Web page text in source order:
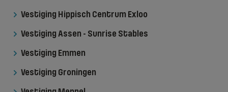
Vestiging Hippisch Centrum Exloo
Vestiging Assen - Sunrise Stables
Vestiging Emmen
Vestiging Groningen